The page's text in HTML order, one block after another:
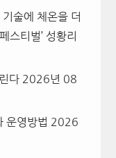
술에 체온을 더
스티벌’ 성황리
다 2026년 08
운영방법 2026